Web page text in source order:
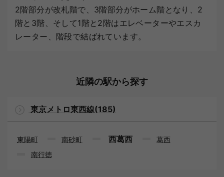
2階部分が改札階で、3階部分がホーム階となり、2
階と3階、そして1階と2階はエレベーターやエスカ
レーター、階段で結ばれています。
近隣の駅から探す
東京メトロ東西線(185)
東陽町 南砂町 西葛西
葛西
南行徳